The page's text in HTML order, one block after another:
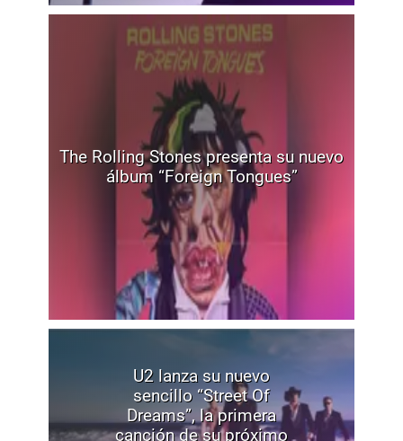
The Rolling Stones presenta su nuevo
álbum “Foreign Tongues”
U2 lanza su nuevo
sencillo “Street Of
Dreams”, la primera
canción de su próximo